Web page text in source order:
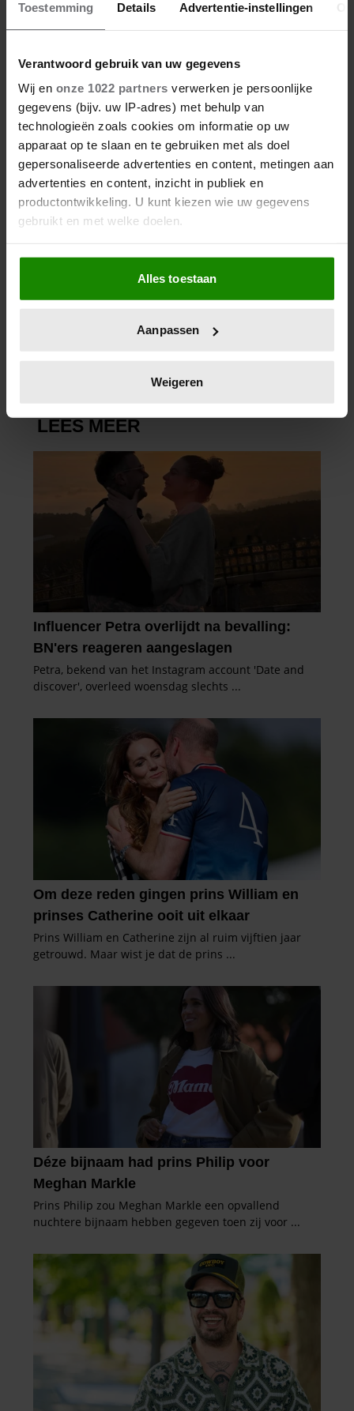
Toestemming Details Advertentie-instellingen
Verantwoord gebruik van uw gegevens
Wij en onze 1022 partners verwerken je persoonlijke
gegevens (bijv. uw IP-adres) met behulp van
technologieën zoals cookies om informatie op uw
apparaat op te slaan en te gebruiken met als doel
gepersonaliseerde advertenties en content, metingen aan
advertenties en content, inzicht in publiek en
productontwikkeling. U kunt kiezen wie uw gegevens
gebruikt en met welke doelen.
Als u het toestaat, willen we ook graag:
Informatie verzamelen over uw geografische
locatie, die tot een paar meter nauwkeurig kan zijn
scannen op specifieke eigenschappen (fingerprinting)
verwerkt en stel uw voorkeuren in het
intrekken in de Cookieverklaring.
We gebruiken cookies om content en advertenties te
personaliseren, om functies voor social media te bieden
en om ons websiteverkeer te analyseren. Ook delen we
informatie over uw gebruik van onze site met onze
partners kunnen deze gegevens combineren met andere
gaat akkoord met onze cookies als u onze website blijft
gebruiken.
Alles toestaan
Aanpassen
Weigeren
06/08/2026
NUMIDIA DROOMT GROOTS:
KINDEREN’
05/08/2026
MARISKA VAN KOLCK LAAT